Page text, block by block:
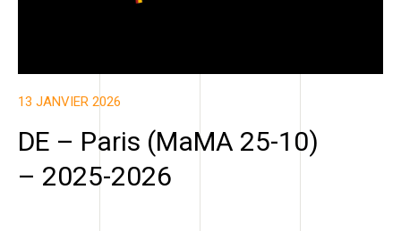
13 JANVIER 2026
DE – Paris (MaMA 25-10)
– 2025-2026